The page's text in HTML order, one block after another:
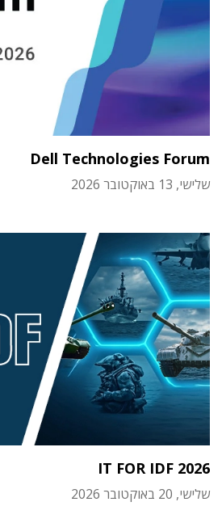
Dell Technologies Forum
שלישי, 13 באוקטובר 2026
IT FOR IDF 2026
שלישי, 20 באוקטובר 2026